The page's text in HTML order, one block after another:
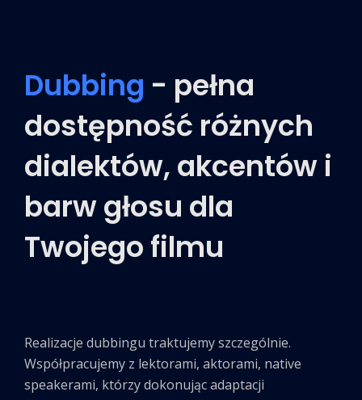
Dubbing - pełna
dostępność różnych
dialektów, akcentów i
barw głosu dla
Twojego filmu
Realizacje dubbingu traktujemy szczególnie.
Współpracujemy z lektorami, aktorami, native
speakerami, którzy dokonując adaptacji